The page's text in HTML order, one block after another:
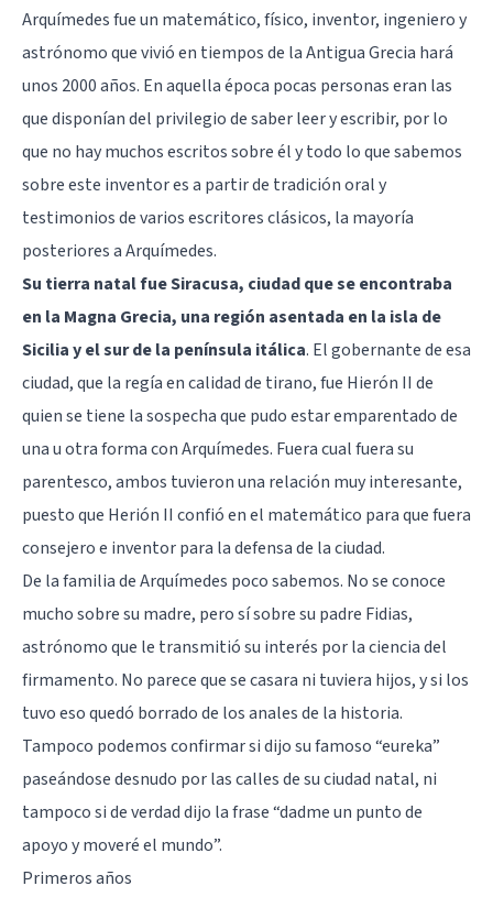
Arquímedes fue un matemático, físico, inventor, ingeniero y
astrónomo que vivió en tiempos de la Antigua Grecia hará
unos 2000 años. En aquella época pocas personas eran las
que disponían del privilegio de saber leer y escribir, por lo
que no hay muchos escritos sobre él y todo lo que sabemos
sobre este inventor es a partir de tradición oral y
testimonios de varios escritores clásicos, la mayoría
posteriores a Arquímedes.
Su tierra natal fue Siracusa, ciudad que se encontraba
en la Magna Grecia, una región asentada en la isla de
Sicilia y el sur de la península itálica. El gobernante de esa
ciudad, que la regía en calidad de tirano, fue Hierón II de
quien se tiene la sospecha que pudo estar emparentado de
una u otra forma con Arquímedes. Fuera cual fuera su
parentesco, ambos tuvieron una relación muy interesante,
puesto que Herión II confió en el matemático para que fuera
consejero e inventor para la defensa de la ciudad.
De la familia de Arquímedes poco sabemos. No se conoce
mucho sobre su madre, pero sí sobre su padre Fidias,
astrónomo que le transmitió su interés por la ciencia del
firmamento. No parece que se casara ni tuviera hijos, y si los
tuvo eso quedó borrado de los anales de la historia.
Tampoco podemos confirmar si dijo su famoso “eureka”
paseándose desnudo por las calles de su ciudad natal, ni
tampoco si de verdad dijo la frase “dadme un punto de
apoyo y moveré el mundo”.
Primeros años